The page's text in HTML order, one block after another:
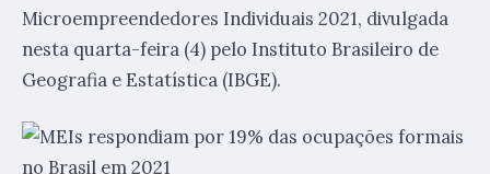
Microempreendedores Individuais 2021, divulgada
nesta quarta-feira (4) pelo Instituto Brasileiro de
Geografia e Estatística (IBGE).